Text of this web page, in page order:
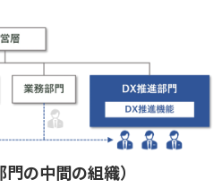
の中間の組織）